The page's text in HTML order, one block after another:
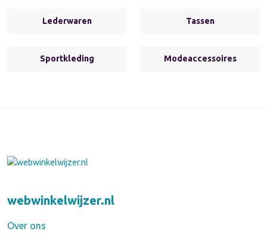
Lederwaren Tassen
Sportkleding Modeaccessoires
webwinkelwijzer.nl
Over ons